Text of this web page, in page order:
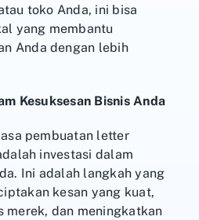
toko Anda, ini bisa
yang membantu
Anda dengan lebih
Kesuksesan Bisnis Anda
pembuatan letter
investasi dalam
Ini adalah langkah yang
kesan yang kuat,
merek, dan meningkatkan